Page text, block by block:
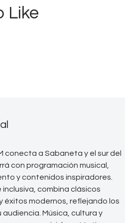
Like
conecta a Sabaneta y el sur del
con programación musical,
y contenidos inspiradores.
inclusiva, combina clásicos
éxitos modernos, reflejando los
audiencia. Música, cultura y